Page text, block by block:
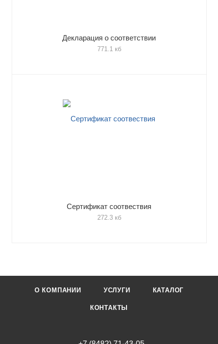
Декларация о соответствии
771.1 кб
Сертификат соотвествия
272.3 кб
О КОМПАНИИ УСЛУГИ КАТАЛОГ
КОНТАКТЫ